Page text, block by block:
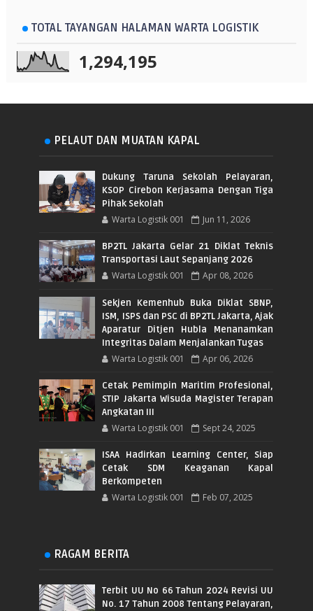
TOTAL TAYANGAN HALAMAN WARTA LOGISTIK
1,294,195
PELAUT DAN MUATAN KAPAL
Dukung Taruna Sekolah Pelayaran,
KSOP Cirebon Kerjasama Dengan Tiga
Pihak Sekolah
Warta Logistik 001 Jun 11, 2026
BP2TL Jakarta Gelar 21 Diklat Teknis
Transportasi Laut Sepanjang 2026
Warta Logistik 001 Apr 08, 2026
Sekjen Kemenhub Buka Diklat SBNP,
ISM, ISPS dan PSC di BP2TL Jakarta, Ajak
Aparatur Ditjen Hubla Menanamkan
Integritas Dalam Menjalankan Tugas
Warta Logistik 001 Apr 06, 2026
Cetak Pemimpin Maritim Profesional,
STIP Jakarta Wisuda Magister Terapan
Angkatan III
Warta Logistik 001 Sept 24, 2025
ISAA Hadirkan Learning Center, Siap
Cetak SDM Keaganan Kapal
Berkompeten
Warta Logistik 001 Feb 07, 2025
RAGAM BERITA
Terbit UU No 66 Tahun 2024 Revisi UU
No. 17 Tahun 2008 Tentang Pelayaran,